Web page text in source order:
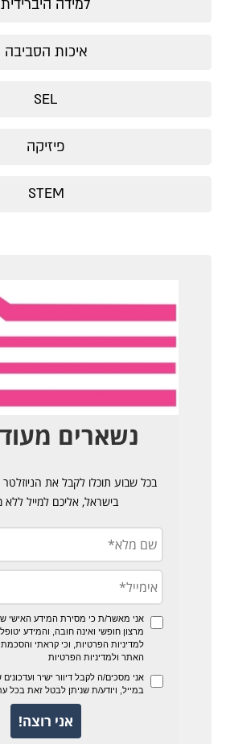
למידה היברידית
איכות הסביבה
SEL
פיזיקה
STEM